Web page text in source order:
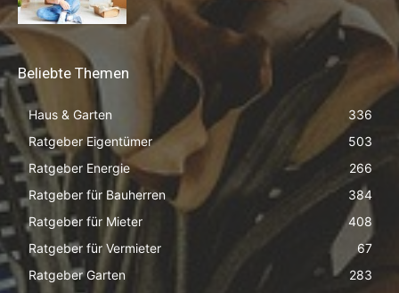
Beliebte Themen
Haus & Garten
336
Ratgeber Eigentümer
503
Ratgeber Energie
266
Ratgeber für Bauherren
384
Ratgeber für Mieter
408
Ratgeber für Vermieter
67
Ratgeber Garten
283